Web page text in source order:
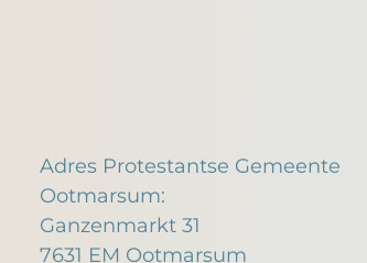
Adres Protestantse Gemeente
Ootmarsum:
Ganzenmarkt 31
7631 EM Ootmarsum